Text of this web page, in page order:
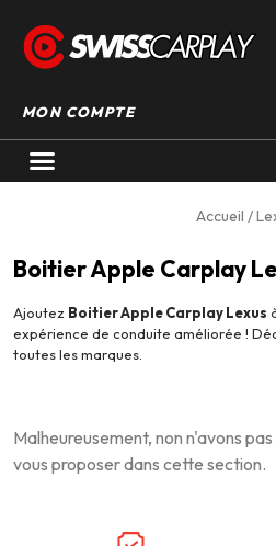
MON COMPTE
Accueil /
Boitier Apple Carplay
Ajoutez Boitier Apple Carplay Lexus
expérience de conduite améliorée !
toutes les marques.
Malheureusement, non n'avons
vous proposer dans cette section.